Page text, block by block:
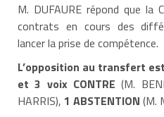
M. DUFAURE répond que la
contrats en cours des
lancer la prise de compétence.
L’opposition au transfert
et 3 voix CONTRE(M.
HARRIS), 1 ABSTENTION (M.